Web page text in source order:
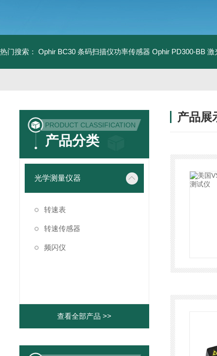
热门搜索： Ophir BC30 条码扫描仪功率传感器 Ophir PD300-BB
PRODUCT CLASSIFICATION
产品分类
光学测量仪器
转速表
转速传感器
频闪仪
查看全部产品 >>
产品展